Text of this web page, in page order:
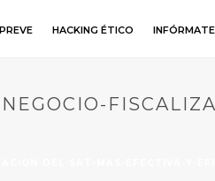
HACKING ÉTICO INFÓRMATE